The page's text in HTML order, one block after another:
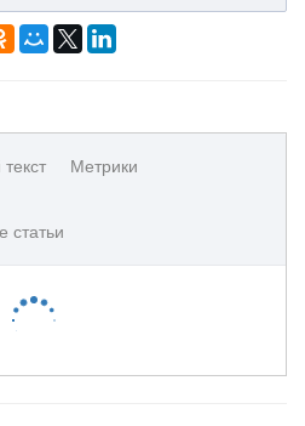
Метрики
статьи